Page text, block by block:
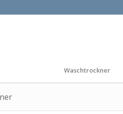
Waschtrockner